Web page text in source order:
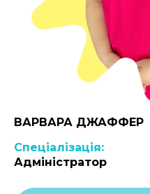
ВАРВАРА ДЖАФФЕР
Спеціалізація:
Адміністратор